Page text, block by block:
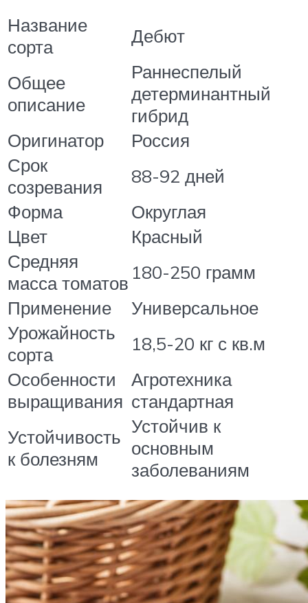
Название
сорта
Дебют
Общее
описание
Раннеспелый
детерминантный
гибрид
Оригинатор
Россия
Срок
созревания
88-92 дней
Форма
Округлая
Цвет
Красный
Средняя
масса томатов 180-250 грамм
Применение
Универсальное
Урожайность
сорта
18,5-20 кг с кв.м
Особенности
выращивания
Агротехника
стандартная
Устойчивость
к болезням
Устойчив к
основным
заболеваниям